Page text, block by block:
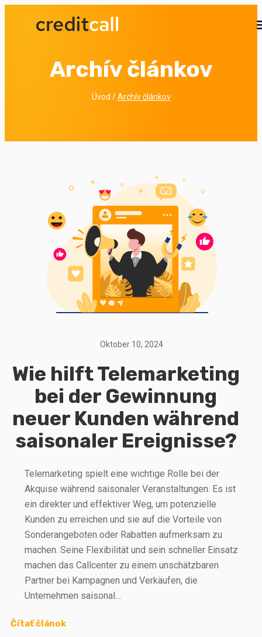
Ihnen
Archív článkov
Úvod /Archív článkov
Oktober 10, 2024
Wie hilft Telemarketing
bei der Gewinnung
neuer Kunden während
saisonaler Ereignisse?
Telemarketing spielt eine wichtige Rolle bei der
Akquise während saisonaler Veranstaltungen. Es ist
ein direkter und effektiver Weg, um potenzielle
Kunden zu erreichen und sie auf die Vorteile von
Sonderangeboten oder Rabatten aufmerksam zu
machen. Seine Flexibilität und sein schneller Einsatz
machen das Callcenter zu einem unschätzbaren
Partner bei Kampagnen und Verkäufen, die
Unternehmen saisonal…
Čítať článok